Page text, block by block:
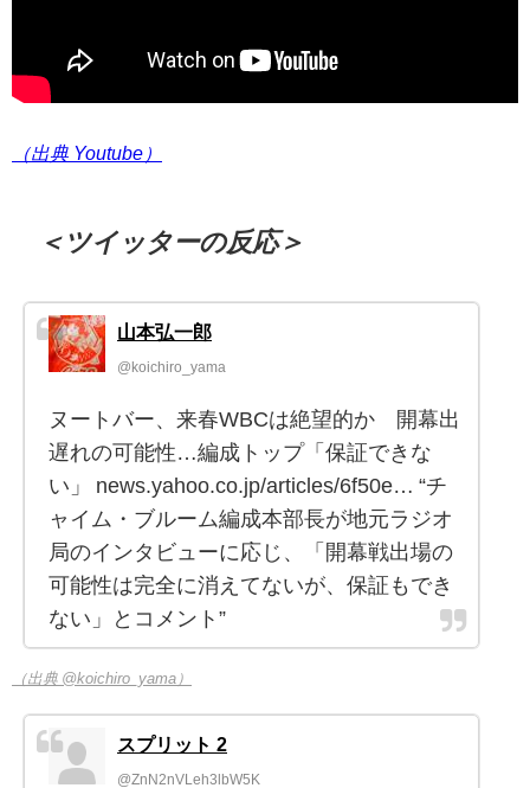
（出典 Youtube）
＜ツイッターの反応＞
山本弘一郎
@koichiro_yama
ヌートバー、来春WBCは絶望的か 開幕出
遅れの可能性…編成トップ「保証できな
い」 news.yahoo.co.jp/articles/6f50e… “チ
ャイム・ブルーム編成本部長が地元ラジオ
局のインタビューに応じ、「開幕戦出場の
可能性は完全に消えてないが、保証もでき
ない」とコメント”
（出典 @koichiro_yama）
スプリット 2
@ZnN2nVLeh3lbW5K